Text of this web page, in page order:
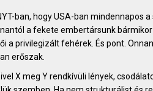
ban, hogy USA-ban mindennapos
a fekete embertársunk
a privilegizált fehérek. És pont.
erőszak.
X meg Y rendkívüli lények,